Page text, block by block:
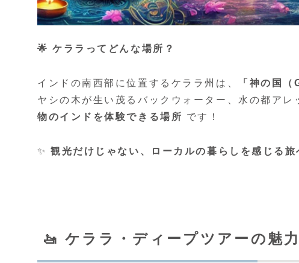
🌟 ケララってどんな場所？
インドの南西部に位置するケララ州は、 「神の国
ヤシの木が生い茂るバックウォーター、水の都ア
物のインドを体験できる場所 です！
✨観光だけじゃない、ローカルの暮らしを感じる旅
🚤 ケララ・ディープツアーの魅力